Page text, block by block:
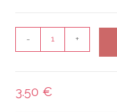
- +
3.50 €